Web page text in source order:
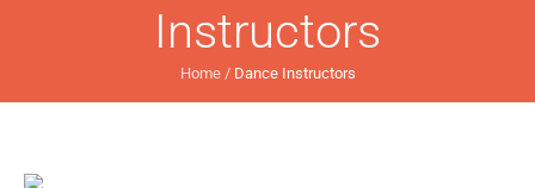
Instructors
Home / Dance Instructors